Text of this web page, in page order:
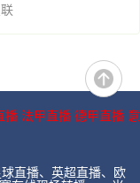
播 法甲直播 德甲直播 意
直播、英超直播、欧